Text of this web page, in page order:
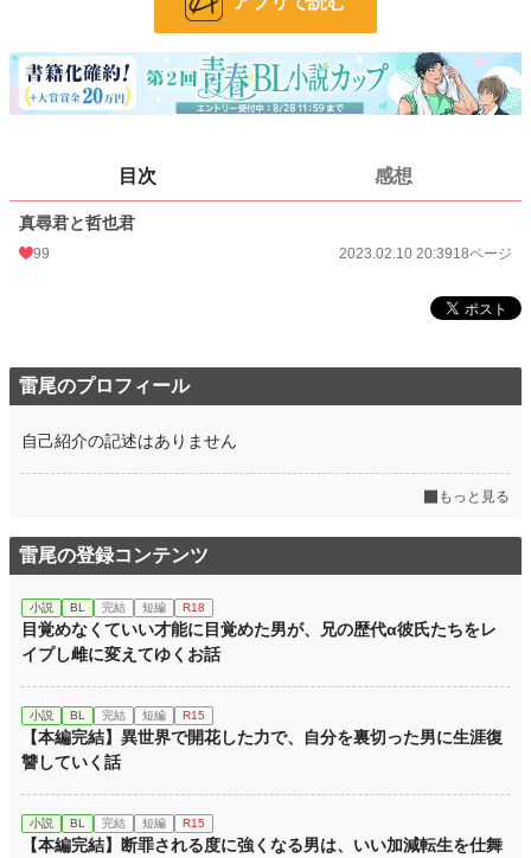
ページ数 18
2023.02.10 20:39
月間ポイント
目次 感想
真尋君と哲也君
99 2023.02.10 20:3918ページ
雷尾のプロフィール
自己紹介の記述はありません
もっと見る
雷尾の登録コンテンツ
小説 BL 完結 短編 R18
目覚めなくていい才能に目覚めた男が、兄の歴代α彼氏たちをレ
イプし雌に変えてゆくお話
小説 BL 完結 短編 R15
【本編完結】異世界で開花した力で、自分を裏切った男に生涯復
讐していく話
小説 BL 完結 短編 R15
【本編完結】断罪される度に強くなる男は、いい加減転生を仕舞